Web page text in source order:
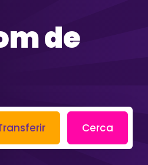
de
Cerca